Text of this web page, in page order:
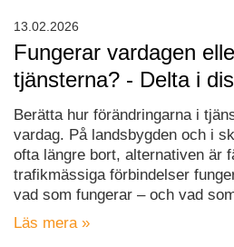
Fungerar vardagen
tjänsterna? - Delta i
Berätta hur förändringarna i
vardag. På landsbygden och i
ofta längre bort, alternativen är
trafikmässiga förbindelser
vad som fungerar – och vad
Läs mera »
13.02.2026